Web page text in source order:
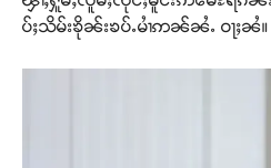
ပ်ႈသိမ်းၶိုၼ်းၶပ်ႉမၢႆဢၼ်ၼႆႉ ဝႃႈၼႆ။